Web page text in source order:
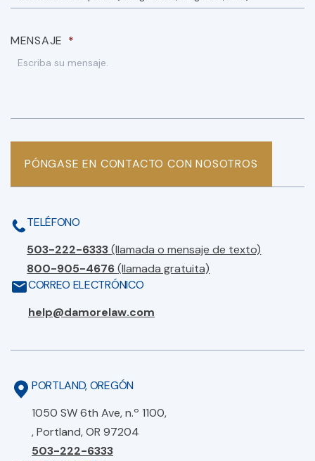
MENSAJE *
PÓNGASE EN CONTACTO CON NOSOTROS
TELÉFONO
503-222-6333(llamada o mensaje de texto)
800-905-4676(llamada gratuita)
CORREO ELECTRÓNICO
help@damorelaw.com
PORTLAND, OREGÓN
1050 SW 6th Ave, n.º 1100,
, Portland, OR 97204
503-222-6333